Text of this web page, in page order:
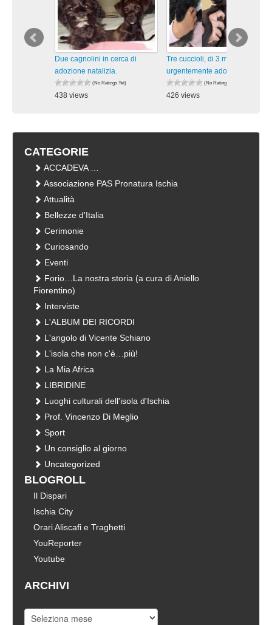
Due cagnolini in cerca di
adozione natalizia.
(No Ratings Yet)
438 views
Tre cuccioli, di 3 mesi, cercano
urgentemente adozione.
(No Ratings Yet)
426 views
CATEGORIE
ACCADEVA …
Associazione PAS Pronatura Ischia
Attualità
Bellezze d'Italia
Cerimonie
Curiosando
Eventi
Forio…La nostra storia (a cura di Aniello
Fiorentino)
Interviste
L'ALBUM DEI RICORDI
L'angolo di Vicente Schiano
L'isola che non c'è…più!
La Mia Africa
LIBRIDINE
Luoghi culturali dell'isola d'Ischia
Prof. Vincenzo Di Meglio
Sport
Un consiglio al giorno
Uncategorized
BLOGROLL
Il Dispari
Ischia City
Orari Aliscafi e Traghetti
YouReporter
Youtube
ARCHIVI